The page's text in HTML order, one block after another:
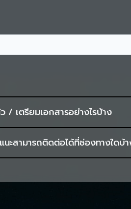
ำหนดลักษณะภาระในอสังหาริม
ารรถไฟฟ้าขนส่งมวลชนแห่งประเ
ทธิ์ที่ดิน
ะในอสังการกำหนดลักษณะภาระในอสัง
นแห่งประเทศไทย คู่มือ
/ เตรียมเอกสารอย่างไรบ้าง
งการจะร้องเรียนได้ตามขั้นตอน ดั
ะสามารถติดต่อได้ที่ช่องทางใดบ้